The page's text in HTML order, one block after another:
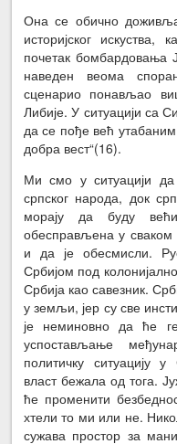
Она се обично
историјског
почетак бомбардовања
наведен веома
сценарио понављао
Либије. У ситуацији са
да се пође већ
добра вест“(16).
Ми смо у ситуацији
српског народа, док
морају да буду
обесправљена у сваком
и да је обесмисли.
Србијом под
Србија као савезник.
у земљи, јер су све
је неминовно да ће
успостављање
политичку ситуацију
власт бежала од тога.
ће променити
хтели то ми или не.
сужава простор за